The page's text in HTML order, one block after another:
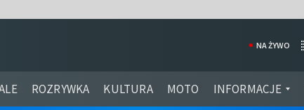
ROZRYWKA KULTURA MOTO INFORMACJE
NA ŻYWO